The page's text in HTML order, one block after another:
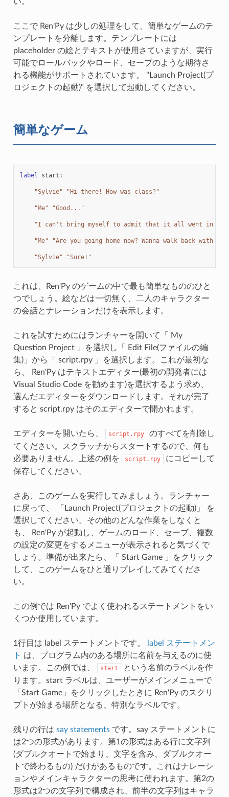
ここで Ren'Py は少しの処理をして、簡単なゲームのテ
ンプレートを分離します。テンプレートには
placeholder の絵とテキストが使用さていますが、実行
可能でロールバックやロード、セーブのような期待さ
れる機能がサポートされています。 "Launch Project(プ
ロジェクトの起動)" を選択して起動してください。
簡単なゲーム
label start :
"Sylvie" "Hi there! How was class?"
"Me" "Good..."
"I can't bring myself to admit that it all went in one
"Me" "Are you going home now? Wanna walk back with
"Sylvie" "Sure!"
これは、Ren'Py のゲームの中で最も簡単なもののひと
つでしょう。絵などは一切無く、二人のキャラクター
の会話とナレーションだけを表示します。
これを試すためにはランチャーを開いて「 My
Question Project 」を選択し「 Edit File(ファイルの編
集)」から「 script.rpy 」を選択します。これが最初な
ら、 Ren'Py はテキストエディター(最初の開発者には
Visual Studio Code を勧めます)を選択するよう求め、
選んだエディターをダウンロードします。それが完了
すると script.rpy はそのエディターで開かれます。
エディターを開いたら、 script.rpy
のすべてを削除し
てください。スクラッチからスタートするので、何も
必要ありません。上述の例を
script.rpy
にコピーして
保存してください。
さあ、このゲームを実行してみましょう。ランチャー
に戻って、 「Launch Project(プロジェクトの起動)」 を
選択してください。その他のどんな作業をしなくと
も、 Ren'Py が起動し、ゲームのロード、セーブ、複数
の設定の変更をするメニューが表示されると気づくで
しょう。準備が出来たら、「 Start Game 」をクリック
して、このゲームをひと通りプレイしてみてくださ
い。
この例では Ren'Py でよく使われるステートメントをい
くつか使用しています。
1行目は label ステートメントです。 label ステートメン
ト は、プログラム内のある場所に名前を与えるのに使
います。この例では、
start
という名前のラベルを作
ります。start ラベルは、ユーザーがメインメニューで
「Start Game」をクリックしたときに Ren'Py のスクリ
プトが始まる場所となる、特別なラベルです。
残りの行は say statementsです。say ステートメントに
は2つの形式があります。第1の形式はある行に文字列
(ダブルクオートで始まり、文字を含み、ダブルクオー
トで終わるもの) だけがあるものです。これはナレーシ
ョンやメインキャラクターの思考に使われます。第2の
形式は2つの文字列で構成され、前半の文字列はキャラ